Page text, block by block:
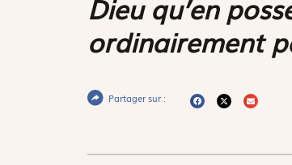
ordinairement
Partager sur :